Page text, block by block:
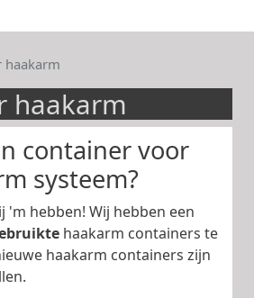
haakarm
haakarm
container voor
systeem?
'm hebben! Wij hebben een
haakarm containers te
haakarm containers zijn